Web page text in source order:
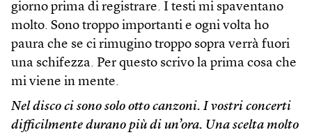
giorno prima di registrare. I testi mi spaventano
molto. Sono troppo importanti e ogni volta ho
paura che se ci rimugino troppo sopra verrà fuori
una schifezza. Per questo scrivo la prima cosa che
mi viene in mente.
Nel disco ci sono solo otto canzoni. I vostri concerti
difficilmente durano più di un’ora. Una scelta molto